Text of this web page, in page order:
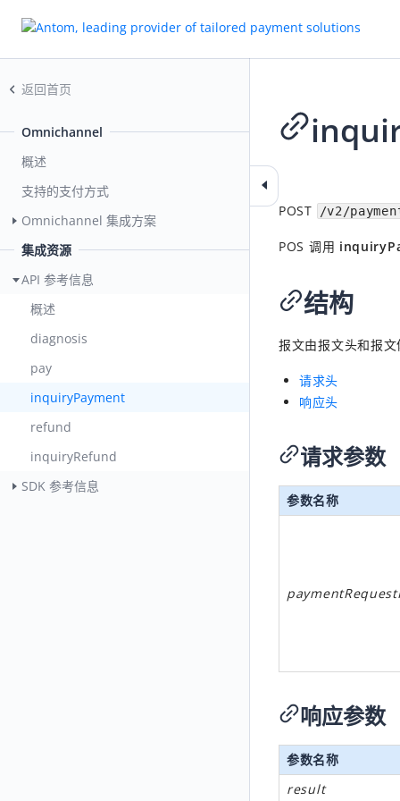
返回首页
Omnichannel
概述
支持的支付方式
Omnichannel 集成方案
集成资源
API 参考信息
概述
diagnosis
pay
inquiryPayment
refund
inquiryRefund
SDK 参考信息
POST
/v2/
POS 调用
结构
报文由报文头和报
请求头
响应头
请求参数
参数名称
响应参数
参数名称
result